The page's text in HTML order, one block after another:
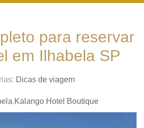
para reservar
em Ilhabela SP
Dicas de viagem
,Kalango Hotel Boutique